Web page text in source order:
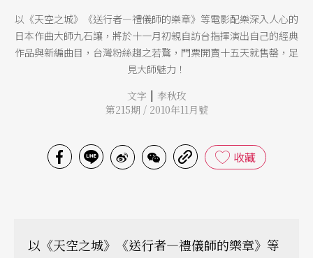
以《天空之城》《送行者—禮儀師的樂章》等電影配樂深入人心的
日本作曲大師九石讓，將於十一月初親自訪台指揮演出自己的經典
作品與新編曲目，台灣粉絲趨之若鶩，門票開賣十五天就售罄，足
見大師魅力！
文字 | 李秋玫
第215期 / 2010年11月號
收藏
以《天空之城》《送行者—禮儀師的樂章》等